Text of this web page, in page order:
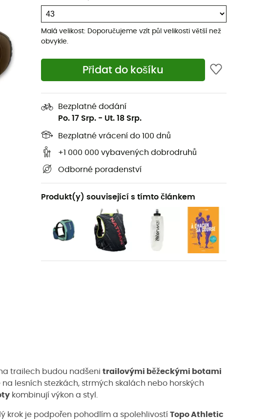
Malá velikost: Doporučujeme vzít půl velikosti větší než
obvykle.
Přidat do košíku
Bezplatné dodání
Po. 17 Srp. - Ut. 18 Srp.
Bezplatné vrácení do 100 dnů
+1 000 000 vybavených dobrodruhů
Odborné poradenství
Produkt(y) související s tímto článkem
trailech budou nadšeni trailovými běžeckými botami
na lesních stezkách, strmých skalách nebo horských
kombinují výkon a styl.
krok je podpořen pohodlím a spolehlivostí Topo Athletic